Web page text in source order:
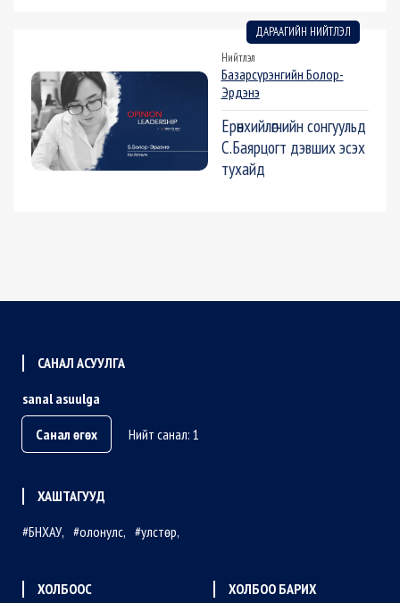
ДАРААГИЙН НИЙТЛЭЛ
Нийтлэл
Базарсүрэнгийн Болор-
Эрдэнэ
Ерөнхийлөгчийн сонгуульд
С.Баярцогт дэвших эсэх
тухайд
САНАЛ АСУУЛГА
sanal asuulga
Санал өгөх
Нийт санал: 1
ХАШТАГУУД
БНХАУ
олонулс улстөр
ХОЛБООС ХОЛБОО БАРИХ